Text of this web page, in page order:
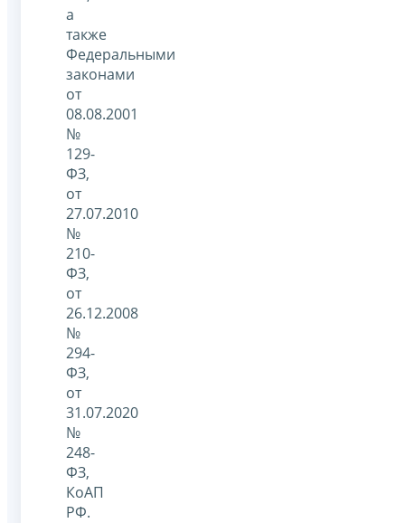
а
также
Федеральными
законами
от
08.08.2001
№
129-
ФЗ,
от
27.07.2010
№
210-
ФЗ,
от
26.12.2008
№
294-
ФЗ,
от
31.07.2020
№
248-
ФЗ,
КоАП
РФ.